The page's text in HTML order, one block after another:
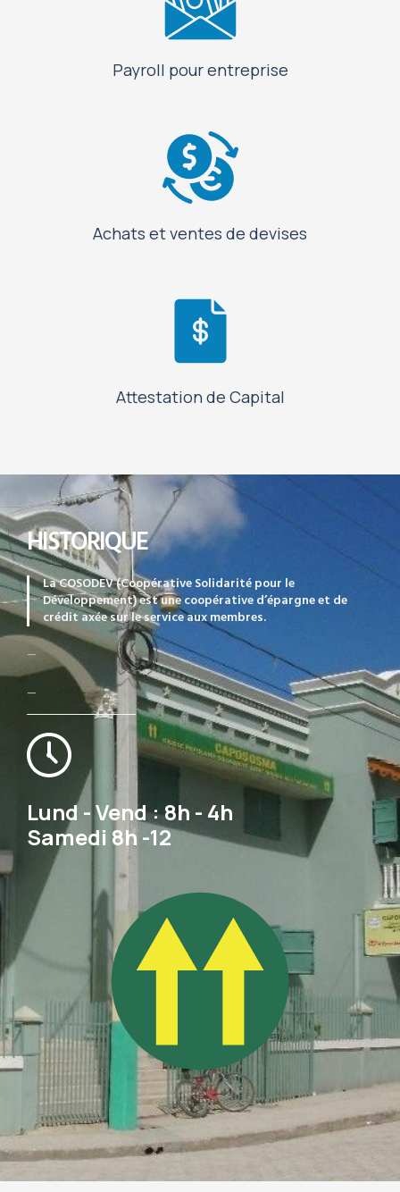
Payroll pour entreprise
Achats et ventes de devises
Attestation de Capital
HISTORIQUE
La COSODEV (Coopérative Solidarité pour le
Développement) est une coopérative d’épargne et de
crédit axée sur le service aux membres.
—
—
Lund - Vend : 8h - 4h
Samedi 8h -12